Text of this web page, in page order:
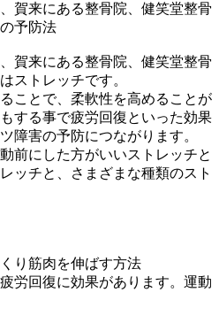
賀来にある整骨院、健笑堂整骨
予防法
賀来にある整骨院、健笑堂整骨
ストレッチです。
ことで、柔軟性を高めることが
する事で疲労回復といった効果
障害の予防につながります。
前にした方がいいストレッチと
ッチと、さまざまな種類のスト
り筋肉を伸ばす方法
労回復に効果があります。運動